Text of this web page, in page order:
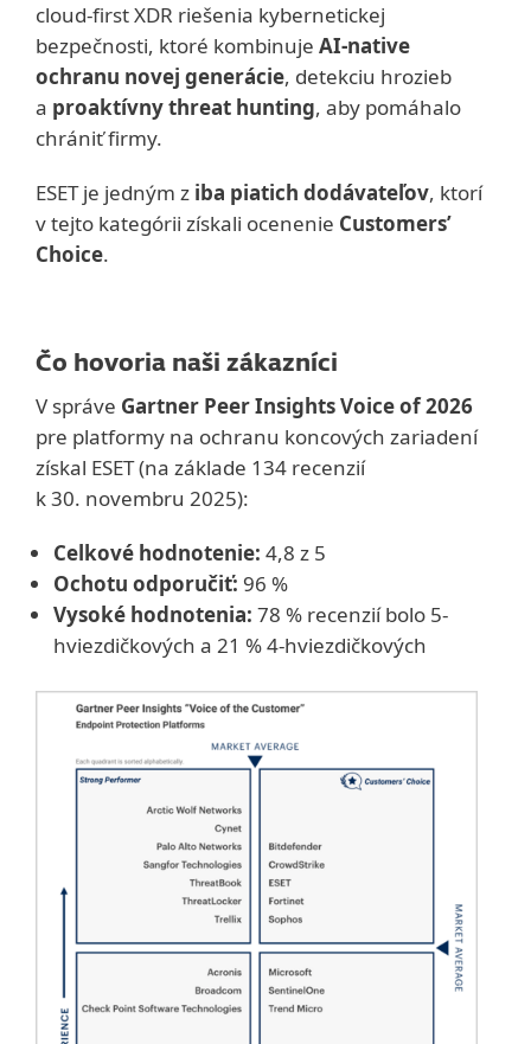
cloud-first XDR riešenia kybernetickej
bezpečnosti, ktoré kombinuje AI-native
ochranu novej generácie, detekciu hrozieb
a proaktívny threat hunting, aby pomáhalo
chrániť firmy.
ESET je jedným z iba piatich dodávateľov, ktorí
v tejto kategórii získali ocenenie Customers’
Choice.
Čo hovoria naši zákazníci
V správe Gartner Peer Insights Voice of 2026
pre platformy na ochranu koncových zariadení
získal ESET (na základe 134 recenzií
k 30. novembru 2025):
Celkové hodnotenie: 4,8 z 5
Ochotu odporučiť: 96 %
Vysoké hodnotenia: 78 % recenzií bolo 5-
hviezdičkových a 21 % 4-hviezdičkových